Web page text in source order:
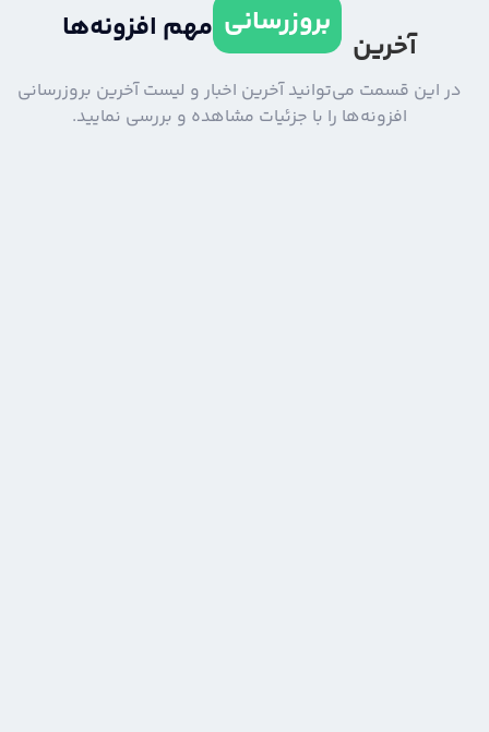
آخرین
بروزرسانی مهم افزونه‌ها
این قسمت می‌توانید آخرین اخبار و لیست آخرین بروزرسانی
افزونه‌ها را با جزئیات مشاهده و بررسی نمایید.